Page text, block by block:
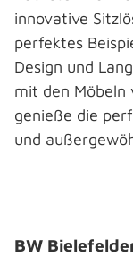
innovative
perfektes
Design und
mit den Möbeln
genieße die
und
BW